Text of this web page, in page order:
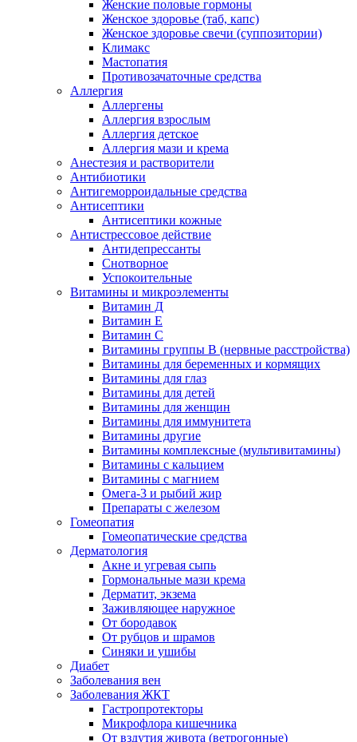
Женские половые гормоны
Женское здоровье (таб, капс)
Женское здоровье свечи (суппозитории)
Климакс
Мастопатия
Противозачаточные средства
Аллергия
Аллергены
Аллергия взрослым
Аллергия детское
Аллергия мази и крема
Анестезия и растворители
Антибиотики
Антигеморроидальные средства
Антисептики
Антисептики кожные
Антистрессовое действие
Антидепрессанты
Снотворное
Успокоительные
Витамины и микроэлементы
Витамин Д
Витамин Е
Витамин С
Витамины группы В (нервные расстройства)
Витамины для беременных и кормящих
Витамины для глаз
Витамины для детей
Витамины для женщин
Витамины для иммунитета
Витамины другие
Витамины комплексные (мультивитамины)
Витамины с кальцием
Витамины с магнием
Омега-3 и рыбий жир
Препараты с железом
Гомеопатия
Гомеопатические средства
Дерматология
Акне и угревая сыпь
Гормональные мази крема
Дерматит, экзема
Заживляющее наружное
От бородавок
От рубцов и шрамов
Синяки и ушибы
Диабет
Заболевания вен
Заболевания ЖКТ
Гастропротекторы
Микрофлора кишечника
От вздутия живота (ветрогонные)